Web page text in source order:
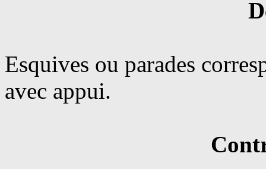
Esquives ou parades
avec appui.